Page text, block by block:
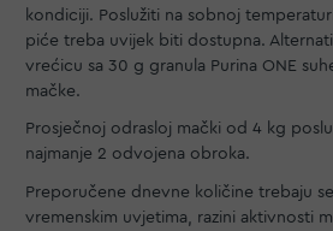
kondiciji. Poslužiti na sobnoj
piće treba uvijek biti dostupna.
vrećicu sa 30 g granula Purina ONE
mačke.
Prosječnoj odrasloj mački od 4 kg
najmanje 2 odvojena obroka.
Preporučene dnevne količine trebaju
vremenskim uvjetima, razini aktivnosti